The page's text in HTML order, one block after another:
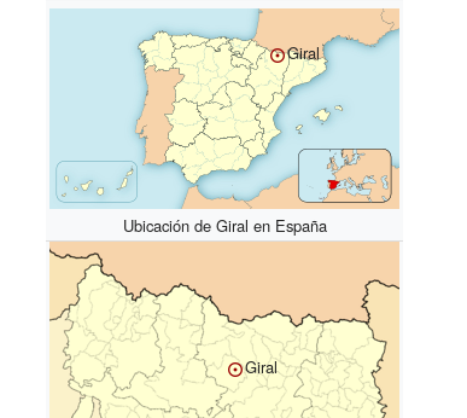
Giral
Ubicación de Giral en España
Giral